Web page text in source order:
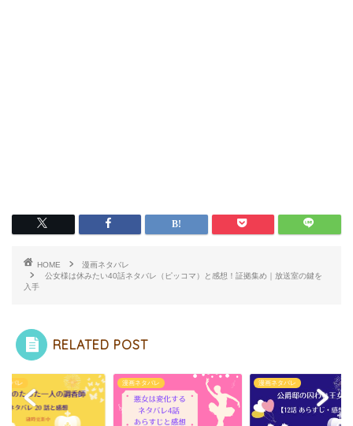
HOME
漫画ネタバレ
公女様は休みたい40話ネタバレ（ピッコマ）と感想！証拠集め｜放送室の鍵を
入手
RELATED POST
タバレ 漫画ネタバレ 漫画ネタバレ